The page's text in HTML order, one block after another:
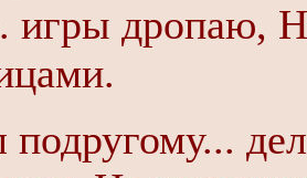
игры дропаю,